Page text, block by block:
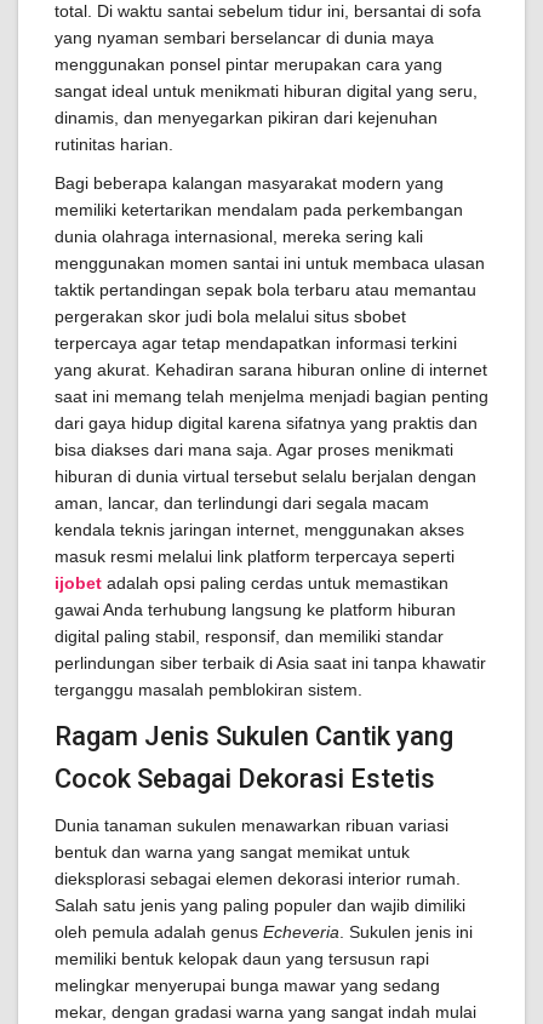
total. Di waktu santai sebelum tidur ini, bersantai di sofa
yang nyaman sembari berselancar di dunia maya
menggunakan ponsel pintar merupakan cara yang
sangat ideal untuk menikmati hiburan digital yang seru,
dinamis, dan menyegarkan pikiran dari kejenuhan
rutinitas harian.
Bagi beberapa kalangan masyarakat modern yang
memiliki ketertarikan mendalam pada perkembangan
dunia olahraga internasional, mereka sering kali
menggunakan momen santai ini untuk membaca ulasan
taktik pertandingan sepak bola terbaru atau memantau
pergerakan skor judi bola melalui situs sbobet
terpercaya agar tetap mendapatkan informasi terkini
yang akurat. Kehadiran sarana hiburan online di internet
saat ini memang telah menjelma menjadi bagian penting
dari gaya hidup digital karena sifatnya yang praktis dan
bisa diakses dari mana saja. Agar proses menikmati
hiburan di dunia virtual tersebut selalu berjalan dengan
aman, lancar, dan terlindungi dari segala macam
kendala teknis jaringan internet, menggunakan akses
masuk resmi melalui link platform terpercaya seperti
ijobet adalah opsi paling cerdas untuk memastikan
gawai Anda terhubung langsung ke platform hiburan
digital paling stabil, responsif, dan memiliki standar
perlindungan siber terbaik di Asia saat ini tanpa khawatir
terganggu masalah pemblokiran sistem.
Ragam Jenis Sukulen Cantik yang
Cocok Sebagai Dekorasi Estetis
Dunia tanaman sukulen menawarkan ribuan variasi
bentuk dan warna yang sangat memikat untuk
dieksplorasi sebagai elemen dekorasi interior rumah.
Salah satu jenis yang paling populer dan wajib dimiliki
oleh pemula adalah genus Echeveria . Sukulen jenis ini
memiliki bentuk kelopak daun yang tersusun rapi
melingkar menyerupai bunga mawar yang sedang
mekar, dengan gradasi warna yang sangat indah mulai